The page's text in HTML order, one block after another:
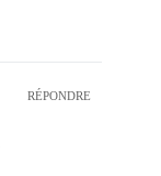
RÉPONDRE